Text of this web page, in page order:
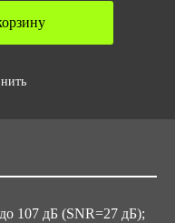
107 дБ (SNR=27 дБ);